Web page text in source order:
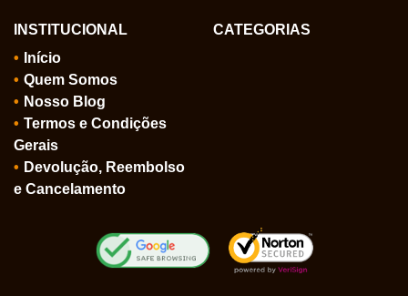
INSTITUCIONAL
Início
Quem Somos
Nosso Blog
Termos e Condições
Gerais
Devolução, Reembolso
e Cancelamento
CATEGORIAS